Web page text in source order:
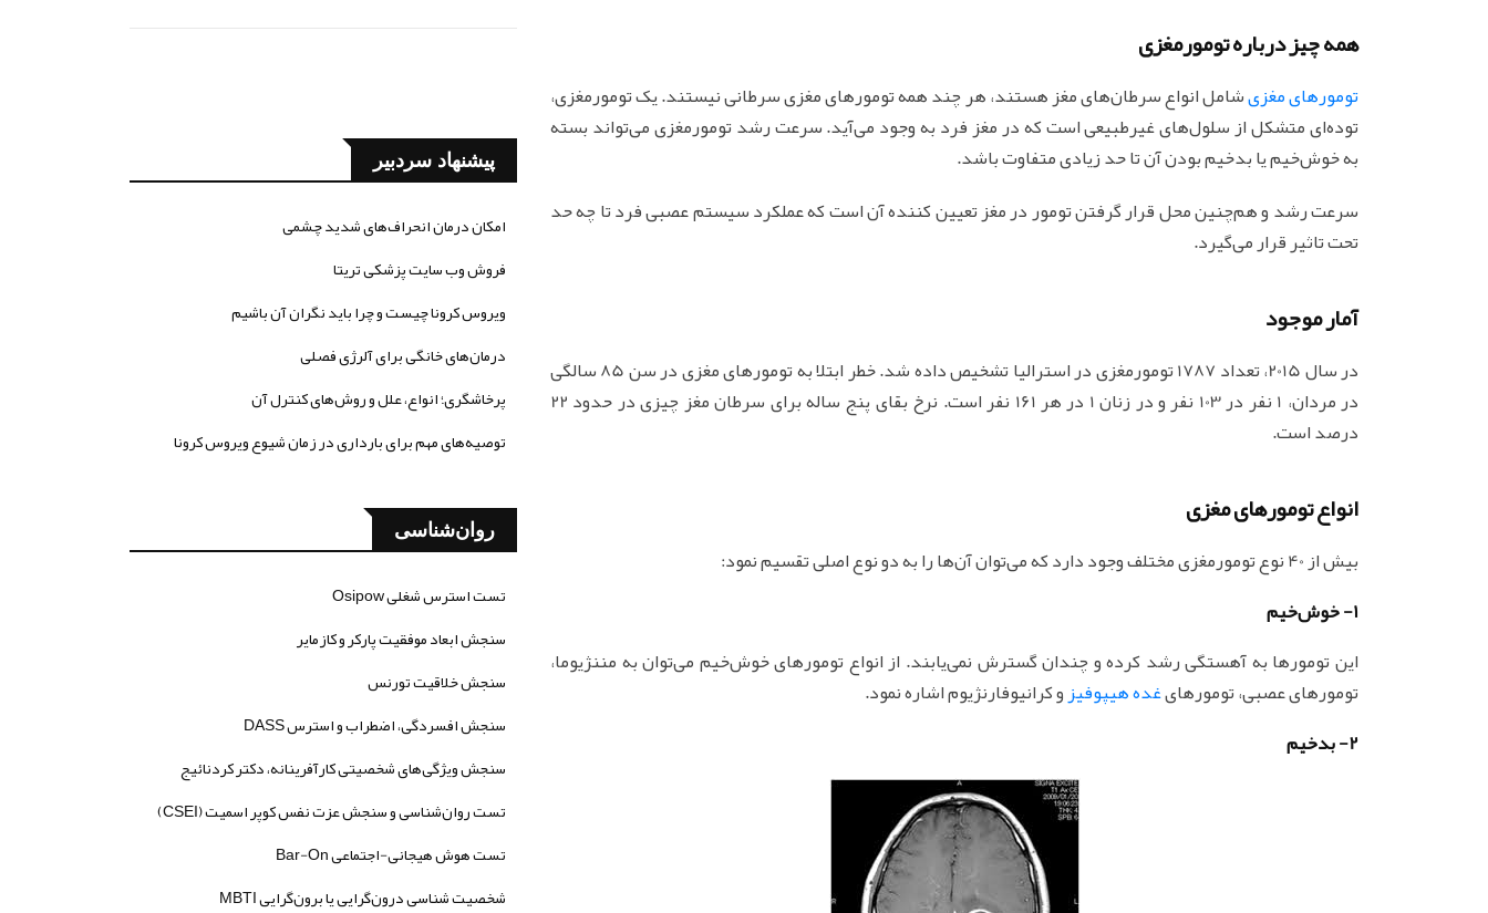
همه چیز درباره تومورمغزی
تومورهای مغزیشامل انواع سرطان‌های مغز هستند، هر چند همه تومورهای مغزی سرطانی نیستند. یک تومورمغزی،
توده‌ای متشکل از سلول‌های غیرطبیعی است که در مغز فرد به وجود می‌آید. سرعت رشد تومورمغزی می‌تواند بسته
به خوش‌خیم یا بدخیم بودن آن تا حد زیادی متفاوت باشد.
سرعت رشد و هم‌چنین محل قرار گرفتن تومور در مغز تعیین کننده آن است که عملکرد سیستم عصبی فرد تا چه حد
تحت تاثیر قرار می‌گیرد.
آمار موجود
در سال 2015، تعداد 1787 تومورمغزی در استرالیا تشخیص داده شد. خطر ابتلا به تومورهای مغزی در سن 85 سالگی
در مردان، 1 نفر در 103 نفر و در زنان 1 در هر 161 نفر است. نرخ بقای پنج ساله برای سرطان مغز چیزی در حدود 22
درصد است.
انواع تومورهای مغزی
بیش از 40 نوع تومورمغزی مختلف وجود دارد که می‌توان آن‌ها را به دو نوع اصلی تقسیم نمود:
1- خوش‌خیم
این تومورها به آهستگی رشد کرده و چندان گسترش نمی‌یابند. از انواع تومورهای خوش‌خیم می‌توان به مننژیوما،
تومورهای عصبی، تومورهایغده هیپوفیزو کرانیوفارنژیوم اشاره نمود.
2- بدخیم
پیشنهاد سردبیر
امکان درمان انحراف‌های شدید چشمی
فروش وب سایت پزشکی تریتا
ویروس کرونا چیست و چرا باید نگران آن باشیم
درمان‌های خانگی برای آلرژی فصلی
پرخاشگری؛ انواع، علل و روش‌های کنترل آن
توصیه‌های مهم برای بارداری در زمان شیوع ویروس کرونا
روان‌شناسی
تست استرس شغلی Osipow
سنجش ابعاد موفقیت پارکر و کازمایر
سنجش خلاقیت تورنس
سنجش افسردگی، اضطراب و استرس DASS
سنجش ویژگی‌های شخصیتی کارآفرینانه، دکتر کردنائیج
تست روان‌شناسی و سنجش عزت نفس کوپر اسمیت (CSEI)
تست هوش هیجانی-اجتماعی Bar-On
شخصیت شناسی درون‌گرایی یا برون‌گرایی MBTI